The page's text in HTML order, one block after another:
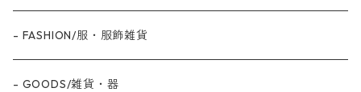
- FASHION/服・服飾雑貨
- GOODS/雑貨・器